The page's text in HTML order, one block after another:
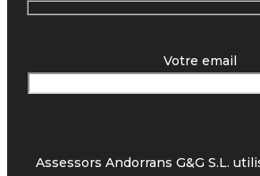
Votre email
Assessors Andorrans G&G S.L.